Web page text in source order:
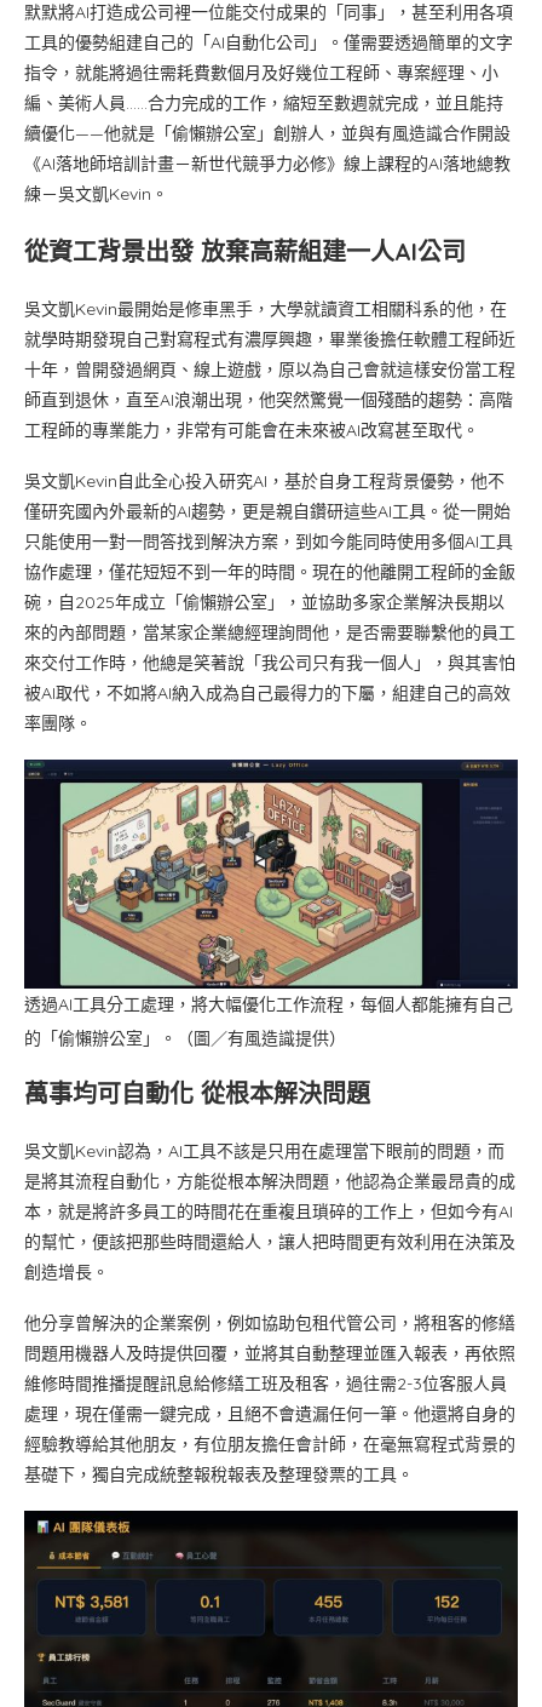
默默將AI打造成公司裡一位能交付成果的「同事」，甚至利用各項
工具的優勢組建自己的「AI自動化公司」。僅需要透過簡單的文字
指令，就能將過往需耗費數個月及好幾位工程師、專案經理、小
編、美術人員……合力完成的工作，縮短至數週就完成，並且能持
續優化——他就是「偷懶辦公室」創辦人，並與有風造識合作開設
《AI落地師培訓計畫－新世代競爭力必修》線上課程的AI落地總教
練－吳文凱Kevin。
從資工背景出發 放棄高薪組建一人AI公司
吳文凱Kevin最開始是修車黑手，大學就讀資工相關科系的他，在
就學時期發現自己對寫程式有濃厚興趣，畢業後擔任軟體工程師近
十年，曾開發過網頁、線上遊戲，原以為自己會就這樣安份當工程
師直到退休，直至AI浪潮出現，他突然驚覺一個殘酷的趨勢：高階
工程師的專業能力，非常有可能會在未來被AI改寫甚至取代。
吳文凱Kevin自此全心投入研究AI，基於自身工程背景優勢，他不
僅研究國內外最新的AI趨勢，更是親自鑽研這些AI工具。從一開始
只能使用一對一問答找到解決方案，到如今能同時使用多個AI工具
協作處理，僅花短短不到一年的時間。現在的他離開工程師的金飯
碗，自2025年成立「偷懶辦公室」，並協助多家企業解決長期以
來的內部問題，當某家企業總經理詢問他，是否需要聯繫他的員工
來交付工作時，他總是笑著說「我公司只有我一個人」，與其害怕
被AI取代，不如將AI納入成為自己最得力的下屬，組建自己的高效
率團隊。
透過AI工具分工處理，將大幅優化工作流程，每個人都能擁有自己
的「偷懶辦公室」。（圖／有風造識提供）
萬事均可自動化 從根本解決問題
吳文凱Kevin認為，AI工具不該是只用在處理當下眼前的問題，而
是將其流程自動化，方能從根本解決問題，他認為企業最昂貴的成
本，就是將許多員工的時間花在重複且瑣碎的工作上，但如今有AI
的幫忙，便該把那些時間還給人，讓人把時間更有效利用在決策及
創造增長。
他分享曾解決的企業案例，例如協助包租代管公司，將租客的修繕
問題用機器人及時提供回覆，並將其自動整理並匯入報表，再依照
維修時間推播提醒訊息給修繕工班及租客，過往需2-3位客服人員
處理，現在僅需一鍵完成，且絕不會遺漏任何一筆。他還將自身的
經驗教導給其他朋友，有位朋友擔任會計師，在毫無寫程式背景的
基礎下，獨自完成統整報稅報表及整理發票的工具。